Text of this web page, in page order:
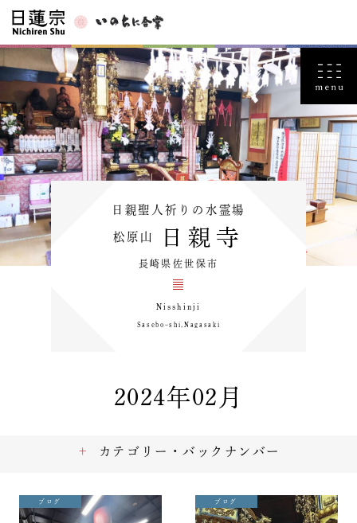
日親聖人祈りの水霊場
松原山 日親寺
長崎県佐世保市
Nisshinji
Saseboｰshi,Nagasaki
2024年02月
ブログ ブログ
カテゴリー・バックナンバー